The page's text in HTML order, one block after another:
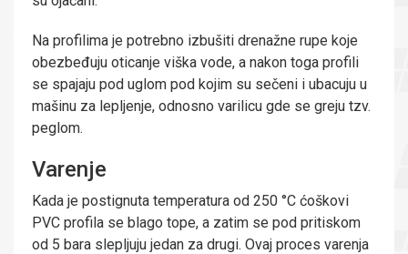
Na profilima je potrebno izbušiti drenažne rupe koje
obezbeđuju oticanje viška vode, a nakon toga profili
se spajaju pod uglom pod kojim su sečeni i ubacuju u
mašinu za lepljenje, odnosno varilicu gde se greju tzv.
peglom.
Varenje
Kada je postignuta temperatura od 250 °C ćoškovi
PVC profila se blago tope, a zatim se pod pritiskom
od 5 bara slepljuju jedan za drugi. Ovaj proces varenja